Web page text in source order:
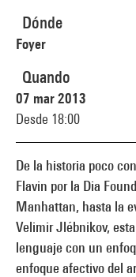
De la historia poco
Flavin por la Dia
Manhattan, hasta la
Velimir Jlébnikov,
lenguaje con un
enfoque afectivo del
Dónde
Foyer
Quando
07 mar 2013
Desde 18:00